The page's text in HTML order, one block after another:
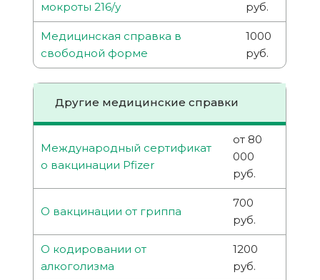
мокроты 216/у руб.
Медицинская справка в
свободной форме
1000
руб.
Другие медицинские справки
Международный сертификат
о вакцинации Pfizer
от 80
000
руб.
О вакцинации от гриппа
700
руб.
О кодировании от
алкоголизма
1200
руб.